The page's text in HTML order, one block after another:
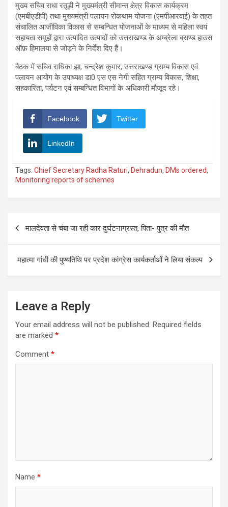
मुख्य सचिव राधा रतूड़ी ने मुख्यमंत्री सीमान्त क्षेत्र विकास कार्यक्रम
(एमबीएडीपी) तथा मुख्यमंत्री पलायन रोकथाम योजना (एमपीआरवाई) के तहत
संचालित आजीविका विकास से सम्बन्धित योजनाओं के माध्यम से महिला स्वयं
सहायता समूहों द्वारा उत्पादित उत्पादों को उत्तराखण्ड के अम्ब्रेला ब्राण्ड हाउस
ऑफ़ हिमालया से जोड़ने के निर्देश दिए हैं।
बैठक में सचिव राधिका झा, चन्द्रेश कुमार, उत्तराखण्ड ग्राम्य विकास एवं
पलायन आयोग के उपाध्यक्ष डा0 एस एस नेगी सहित ग्राम्य विकास, शिक्षा,
सहकारिता, पर्यटन एवं सम्बन्धित विभागों के अधिकारी मौजूद रहे।
Facebook Twitter
LinkedIn
Tags: Chief Secretary Radha Raturi, Dehradun, DMs ordered,
Monitoring reports of schemes
मालदेवता से चंबा जा रही कार दुर्घटनाग्रस्त, पिता- पुत्र की मौत
महात्मा गांधी की पुण्यतिथि पर प्रदेश कांग्रेस कार्यकर्ताओं ने लिया संकल्प
Leave a Reply
Your email address will not be published. Required fields
are marked *
Comment *
Name *